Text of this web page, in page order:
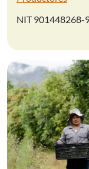
NIT 901448268-